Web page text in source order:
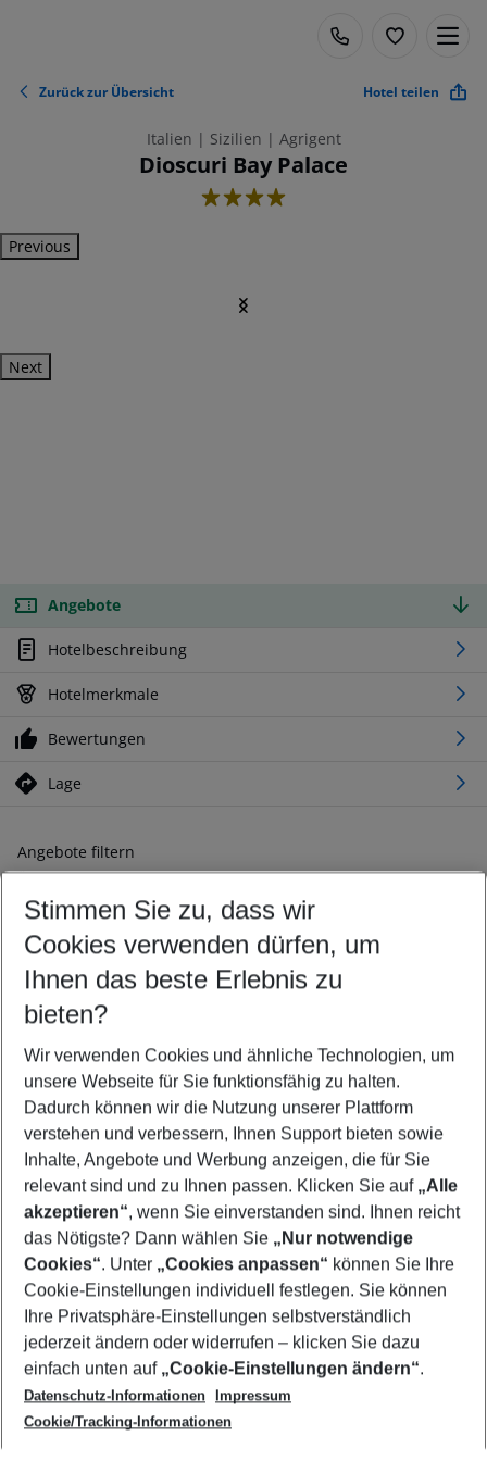
Zurück zur Übersicht Hotel teilen
Italien | Sizilien | Agrigent
Dioscuri Bay Palace
4
Previous
Next
Angebote
Hotelbeschreibung
Hotelmerkmale
Bewertungen
Lage
Angebote filtern
Ändern Sie Ihre Kriterien nach Ihren Wünschen
Abflughafen wählen
Beliebiger Abflughafen
Reisezeitraum wählen
09.08.26– 07.08.27 5-8 Nächte
2 Erwachsene Keine Kinder
Mehr Filter anzeigen
Footer
Footer navigation
Über uns
AGB
Cookie-Einstellungen ändern
Cookie-Richtlinie
Datenschutz
Service & Hilfe
Barrierefreies Reisen
Check-in
Folgen Sie uns
Stimmen Sie zu, dass wir
Cookies verwenden dürfen, um
Ihnen das beste Erlebnis zu
bieten?
Wir verwenden Cookies und ähnliche Technologien, um
unsere Webseite für Sie funktionsfähig zu halten.
Dadurch können wir die Nutzung unserer Plattform
verstehen und verbessern, Ihnen Support bieten sowie
Inhalte, Angebote und Werbung anzeigen, die für Sie
relevant sind und zu Ihnen passen. Klicken Sie auf „Alle
akzeptieren“, wenn Sie einverstanden sind. Ihnen reicht
das Nötigste? Dann wählen Sie „Nur notwendige
Cookies“. Unter „Cookies anpassen“ können Sie Ihre
Cookie-Einstellungen individuell festlegen. Sie können
Ihre Privatsphäre-Einstellungen selbstverständlich
jederzeit ändern oder widerrufen – klicken Sie dazu
einfach unten auf „Cookie-Einstellungen ändern“.
Datenschutz-Informationen
Impressum
Cookie/Tracking-Informationen